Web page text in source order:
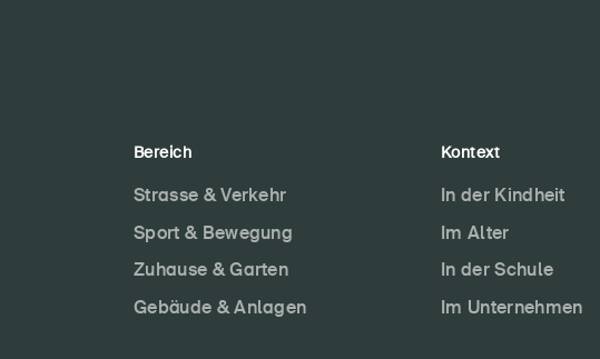
Bereich
Strasse & Verkehr
Sport & Bewegung
Zuhause & Garten
Gebäude & Anlagen
Kontext
In der Kindheit
Im Alter
In der Schule
Im Unternehmen